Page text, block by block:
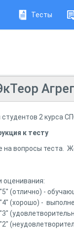
Тесты
студентов 2 курса
к тесту
на вопросы теста.
оценивания:
(отлично) -
(хорошо) -